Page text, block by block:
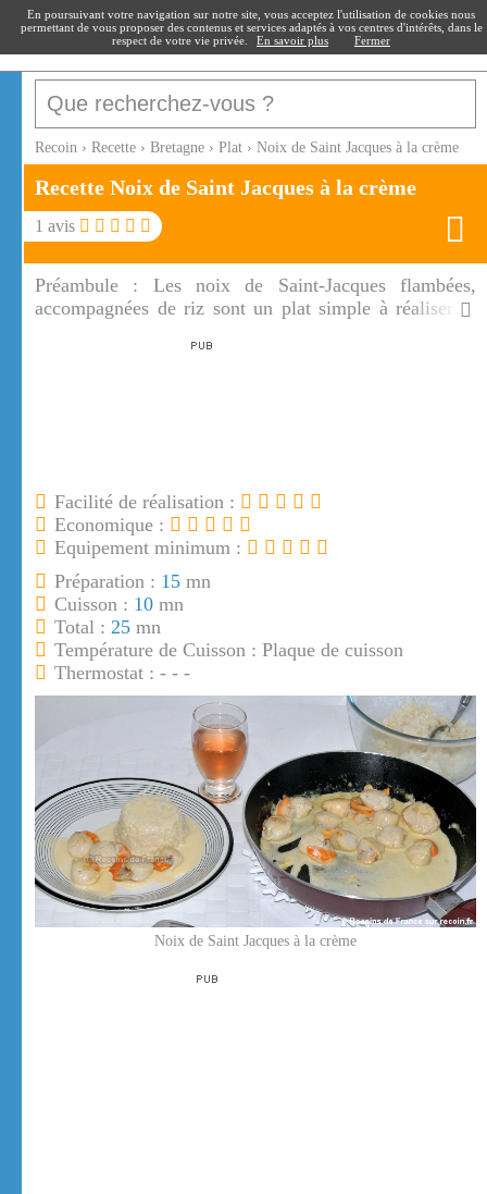
recoin.fr
Recoin › Recette › Bretagne › Plat › Noix de Saint Jacques à la crème
Recette Noix de Saint Jacques à la crème
1 avis
Préambule : Les noix de Saint-Jacques flambées,
accompagnées de riz sont un plat simple à réaliser et
de votre choix va rendre les noix de St Jacques tout
Facilité de réalisation :
Economique :
Equipement minimum :
Préparation : 15 mn
Cuisson : 10 mn
Total : 25 mn
Température de Cuisson : Plaque de cuisson
Thermostat : - - -
Noix de Saint Jacques à la crème
En poursuivant votre navigation sur notre site, vous acceptez l'utilisation de cookies nous
permettant de vous proposer des contenus et services adaptés à vos centres d'intérêts, dans le
respect de votre vie privée.
En savoir plus Fermer